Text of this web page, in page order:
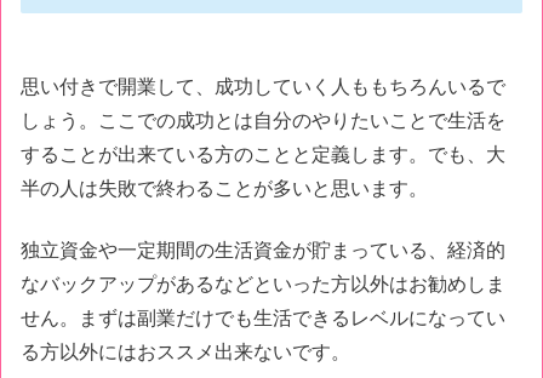
思い付きで開業して、成功していく人ももちろんいるで
しょう。ここでの成功とは自分のやりたいことで生活を
することが出来ている方のことと定義します。でも、大
半の人は失敗で終わることが多いと思います。
独立資金や一定期間の生活資金が貯まっている、経済的
なバックアップがあるなどといった方以外はお勧めしま
せん。まずは副業だけでも生活できるレベルになってい
る方以外にはおススメ出来ないです。